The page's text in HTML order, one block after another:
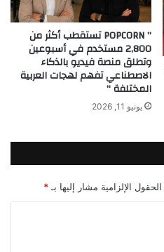
” POPCORN تستقطب أكثر من
2,800 مستخدم في أسبوعين
وتطلق منصة فيديو بالذكاء
الاصطناعي تفهم لهجات العربية
المختلفة “
يونيو 11, 2026
الحقول الإلزامية مشار إليها بـ *